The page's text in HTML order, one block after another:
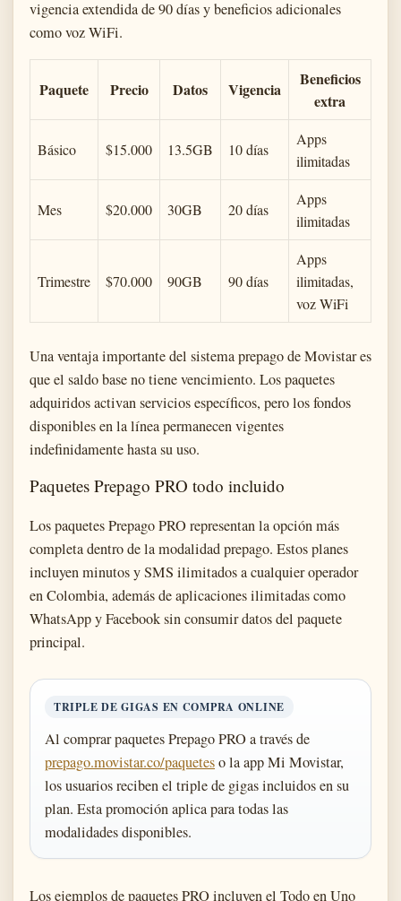
vigencia extendida de 90 días y beneficios adicionales
como voz WiFi.
Paquete Precio Datos Vigencia
Beneficios
extra
Básico $15.000 13.5GB 10 días
Apps
ilimitadas
Mes $20.000 30GB 20 días
Apps
ilimitadas
Trimestre $70.000 90GB 90 días
Apps
ilimitadas,
voz WiFi
Una ventaja importante del sistema prepago de Movistar es
que el saldo base no tiene vencimiento. Los paquetes
adquiridos activan servicios específicos, pero los fondos
disponibles en la línea permanecen vigentes
indefinidamente hasta su uso.
Paquetes Prepago PRO todo incluido
Los paquetes Prepago PRO representan la opción más
completa dentro de la modalidad prepago. Estos planes
incluyen minutos y SMS ilimitados a cualquier operador
en Colombia, además de aplicaciones ilimitadas como
WhatsApp y Facebook sin consumir datos del paquete
principal.
TRIPLE DE GIGAS EN COMPRA ONLINE
Al comprar paquetes Prepago PRO a través de
prepago.movistar.co/paqueteso la app Mi Movistar,
los usuarios reciben el triple de gigas incluidos en su
plan. Esta promoción aplica para todas las
modalidades disponibles.
Los ejemplos de paquetes PRO incluyen el Todo en Uno